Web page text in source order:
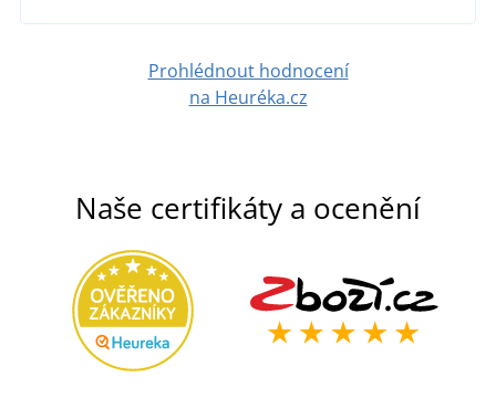
Prohlédnout hodnocení
na Heuréka.cz
Naše certifikáty a ocenění